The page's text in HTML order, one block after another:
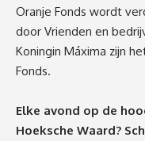
Oranje Fonds wordt
door Vrienden en
Koningin Máxima zijn
Fonds.
Elke avond op de
Hoeksche Waard?